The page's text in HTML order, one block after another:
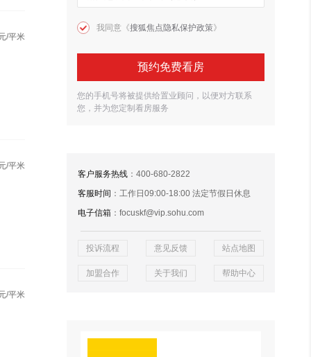
/平米
/平米
/平米
我同意《搜狐焦点隐私保护政策》
预约免费看房
您的手机号将被提供给置业顾问，以便对方联系
您，并为您定制看房服务
客户服务热线 ：400-680-2822
客服时间 ：工作日09:00-18:00 法定节假日休息
电子信箱 ：focuskf@vip.sohu.com
投诉流程 意见反馈 站点地图
加盟合作 关于我们 帮助中心